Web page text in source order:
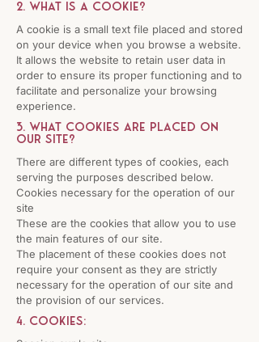
2. What is a cookie?
A cookie is a small text file placed and stored
on your device when you browse a website.
It allows the website to retain user data in
order to ensure its proper functioning and to
facilitate and personalize your browsing
experience.
3. What cookies are placed on
our site?
There are different types of cookies, each
serving the purposes described below.
Cookies necessary for the operation of our
site
These are the cookies that allow you to use
the main features of our site.
The placement of these cookies does not
require your consent as they are strictly
necessary for the operation of our site and
the provision of our services.
4. Cookies: